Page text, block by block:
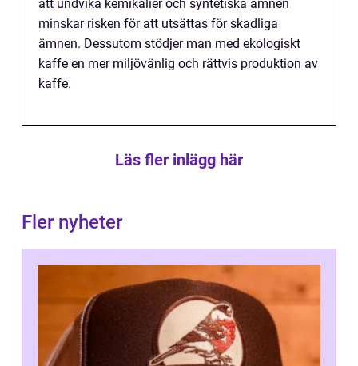
att undvika kemikalier och syntetiska ämnen
minskar risken för att utsättas för skadliga
ämnen. Dessutom stödjer man med ekologiskt
kaffe en mer miljövänlig och rättvis produktion av
kaffe.
Läs fler inlägg här
Fler nyheter